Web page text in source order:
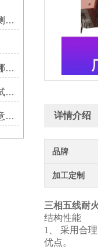
双通道直流电阻测试仪双通道测量，测量速度快
电缆故障测试仪的操作技巧有哪些？
微机继电保护测试仪在试验测试时应注意些什么？
操作直流电阻测试仪时应该注意事项 详情介绍
品牌
加工定制
三相五线耐
结构性能
1、 采用合
优点。